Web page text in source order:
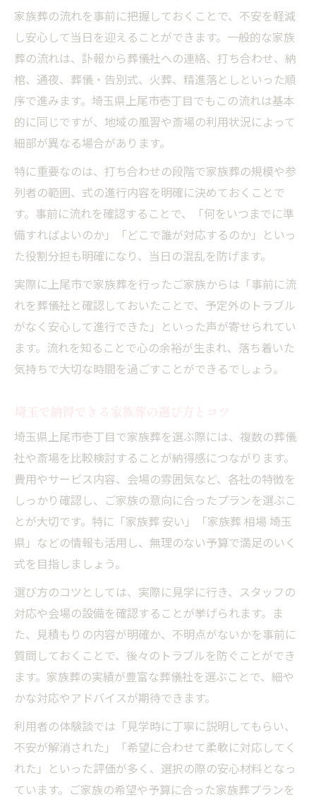
家族葬を納得価格で行うための交渉術
家族葬の費用明細を見極めるポイント
補助金活用で家族葬費用を抑えるコツ
無理なく納得できる家族葬の進め方ガイド
心に残る家族葬とは何かを考える
家族葬で心に残るお別れを実現する工夫
家族葬の満足度を高めるための演出方法
思い出に残る家族葬を形にするポイント
家族葬で家族の絆を深める時間の作り方
満足できる家族葬の事例や体験談を紹介
家族葬の流れを事前に把握しておくことで、不安を軽減
し安心して当日を迎えることができます。一般的な家族
葬の流れは、訃報から葬儀社への連絡、打ち合わせ、納
棺、通夜、葬儀・告別式、火葬、精進落としといった順
序で進みます。埼玉県上尾市壱丁目でもこの流れは基本
的に同じですが、地域の風習や斎場の利用状況によって
細部が異なる場合があります。
特に重要なのは、打ち合わせの段階で家族葬の規模や参
列者の範囲、式の進行内容を明確に決めておくことで
す。事前に流れを確認することで、「何をいつまでに準
備すればよいのか」「どこで誰が対応するのか」といっ
た役割分担も明確になり、当日の混乱を防げます。
実際に上尾市で家族葬を行ったご家族からは「事前に流
れを葬儀社と確認しておいたことで、予定外のトラブル
がなく安心して進行できた」といった声が寄せられてい
ます。流れを知ることで心の余裕が生まれ、落ち着いた
気持ちで大切な時間を過ごすことができるでしょう。
埼玉県上尾市壱丁目で家族葬を選ぶ際には、複数の葬儀
社や斎場を比較検討することが納得感につながります。
費用やサービス内容、会場の雰囲気など、各社の特徴を
しっかり確認し、ご家族の意向に合ったプランを選ぶこ
とが大切です。特に「家族葬 安い」「家族葬 相場 埼玉
県」などの情報も活用し、無理のない予算で満足のいく
式を目指しましょう。
選び方のコツとしては、実際に見学に行き、スタッフの
対応や会場の設備を確認することが挙げられます。ま
た、見積もりの内容が明確か、不明点がないかを事前に
質問しておくことで、後々のトラブルを防ぐことができ
ます。家族葬の実績が豊富な葬儀社を選ぶことで、細や
かな対応やアドバイスが期待できます。
利用者の体験談では「見学時に丁寧に説明してもらい、
不安が解消された」「希望に合わせて柔軟に対応してく
れた」といった評価が多く、選択の際の安心材料となっ
ています。ご家族の希望や予算に合った家族葬プランを